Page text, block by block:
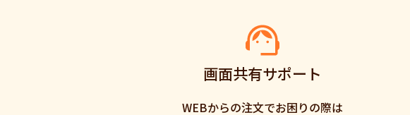
画面共有サポート
WEBからの注文でお困りの際は